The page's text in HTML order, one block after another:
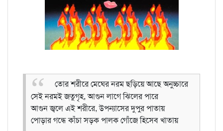
তোর শরীরে মেঘের নরম ছড়িয়ে আছে অনুচ্চারে
সেই নরমই জতুগৃহ, আগুন লাগে ঝিলের পারে
আগুন জ্বলে এই শরীরে, উপন্যাসের দুপুর পাতায়
পোড়ার গন্ধে কাঁচা সড়ক পালক গোঁজে হিসেব খাতায়